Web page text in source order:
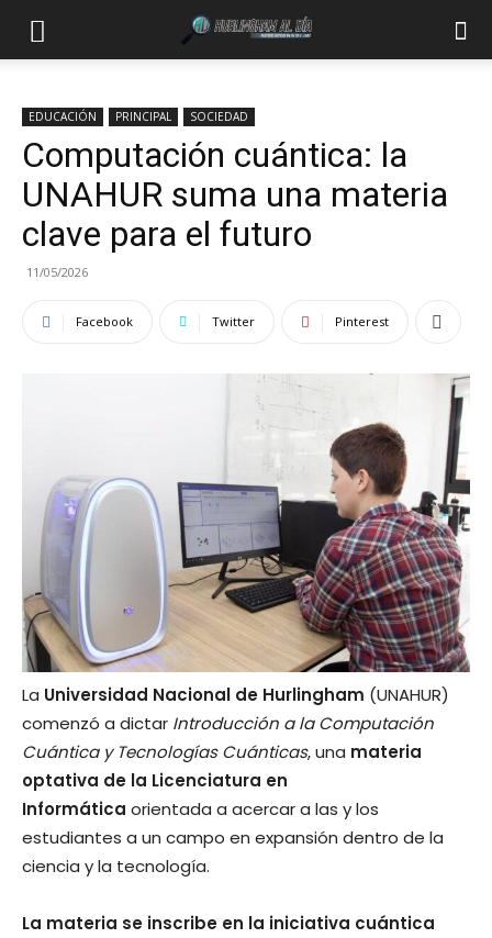
EDUCACIÓN PRINCIPAL SOCIEDAD
Computación cuántica: la
UNAHUR suma una materia
clave para el futuro
11/05/2026
Facebook Twitter Pinterest
La Universidad Nacional de Hurlingham (UNAHUR)
comenzó a dictar Introducción a la Computación
Cuántica y Tecnologías Cuánticas, una materia
optativa de la Licenciatura en
Informática orientada a acercar a las y los
estudiantes a un campo en expansión dentro de la
ciencia y la tecnología.
La materia se inscribe en la iniciativa cuántica